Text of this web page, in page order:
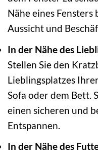
Nähe eines
Aussicht und
In der Nähe des
Stellen Sie den
Lieblingsplatzes
Sofa oder dem Bett.
einen sicheren und
Entspannen.
In der Nähe des